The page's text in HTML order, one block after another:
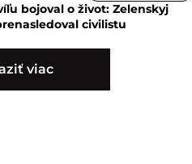
bojoval o život: Zelenskyj
civilistu
viac